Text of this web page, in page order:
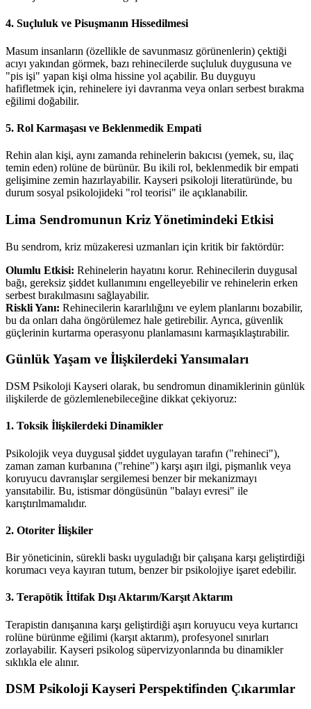
4. Suçluluk ve Pisuşmanın Hissedilmesi
Masum insanların (özellikle de savunmasız görünenlerin) çektiği
acıyı yakından görmek, bazı rehinecilerde suçluluk duygusuna ve
"pis işi" yapan kişi olma hissine yol açabilir. Bu duyguyu
hafifletmek için, rehinelere iyi davranma veya onları serbest bırakma
eğilimi doğabilir.
5. Rol Karmaşası ve Beklenmedik Empati
Rehin alan kişi, aynı zamanda rehinelerin bakıcısı (yemek, su, ilaç
temin eden) rolüne de bürünür. Bu ikili rol, beklenmedik bir empati
gelişimine zemin hazırlayabilir. Kayseri psikoloji literatüründe, bu
durum sosyal psikolojideki "rol teorisi" ile açıklanabilir.
Lima Sendromunun Kriz Yönetimindeki Etkisi
Bu sendrom, kriz müzakeresi uzmanları için kritik bir faktördür:
Olumlu Etkisi: Rehinelerin hayatını korur. Rehinecilerin duygusal
bağı, gereksiz şiddet kullanımını engelleyebilir ve rehinelerin erken
serbest bırakılmasını sağlayabilir.
Riskli Yanı: Rehinecilerin kararlılığını ve eylem planlarını bozabilir,
bu da onları daha öngörülemez hale getirebilir. Ayrıca, güvenlik
güçlerinin kurtarma operasyonu planlamasını karmaşıklaştırabilir.
Günlük Yaşam ve İlişkilerdeki Yansımaları
DSM Psikoloji Kayseri olarak, bu sendromun dinamiklerinin günlük
ilişkilerde de gözlemlenebileceğine dikkat çekiyoruz:
1. Toksik İlişkilerdeki Dinamikler
Psikolojik veya duygusal şiddet uygulayan tarafın ("rehineci"),
zaman zaman kurbanına ("rehine") karşı aşırı ilgi, pişmanlık veya
koruyucu davranışlar sergilemesi benzer bir mekanizmayı
yansıtabilir. Bu, istismar döngüsünün "balayı evresi" ile
karıştırılmamalıdır.
2. Otoriter İlişkiler
Bir yöneticinin, sürekli baskı uyguladığı bir çalışana karşı geliştirdiği
korumacı veya kayıran tutum, benzer bir psikolojiye işaret edebilir.
3. Terapötik İttifak Dışı Aktarım/Karşıt Aktarım
Terapistin danışanına karşı geliştirdiği aşırı koruyucu veya kurtarıcı
rolüne bürünme eğilimi (karşıt aktarım), profesyonel sınırları
zorlayabilir. Kayseri psikolog süpervizyonlarında bu dinamikler
sıklıkla ele alınır.
DSM Psikoloji Kayseri Perspektifinden Çıkarımlar